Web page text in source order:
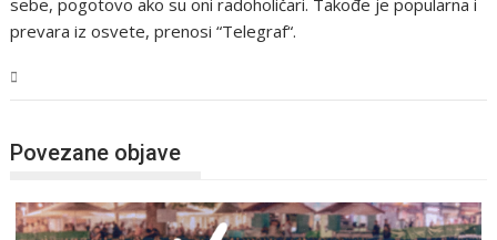
sebe, pogotovo ako su oni radoholičari. Takođe je popularna i
prevara iz osvete, prenosi “Telegraf“.
Povezane objave